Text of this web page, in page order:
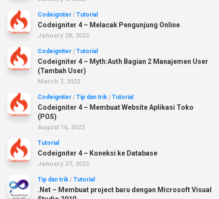
Codeigniter / Tutorial
Codeigniter 4 – Melacak Pengunjung Online
January 28, 2022
Codeigniter / Tutorial
Codeigniter 4 – Myth:Auth Bagian 2 Manajemen User
(Tambah User)
March 7, 2022
Codeigniter / Tip dan trik / Tutorial
Codeigniter 4 – Membuat Website Aplikasi Toko
(POS)
August 16, 2022
Tutorial
Codeigniter 4 – Koneksi ke Database
January 27, 2022
Tip dan trik / Tutorial
.Net – Membuat project baru dengan Microsoft Visual